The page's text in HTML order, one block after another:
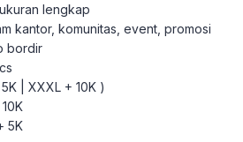
lengkap
kantor, komunitas, event, promosi
bordir
| XXXL + 10K )
5K